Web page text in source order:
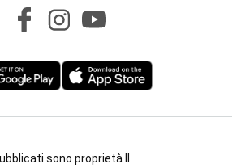
sono proprietà Il